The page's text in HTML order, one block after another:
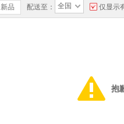
新品 配送至： 全国 仅显示
抱